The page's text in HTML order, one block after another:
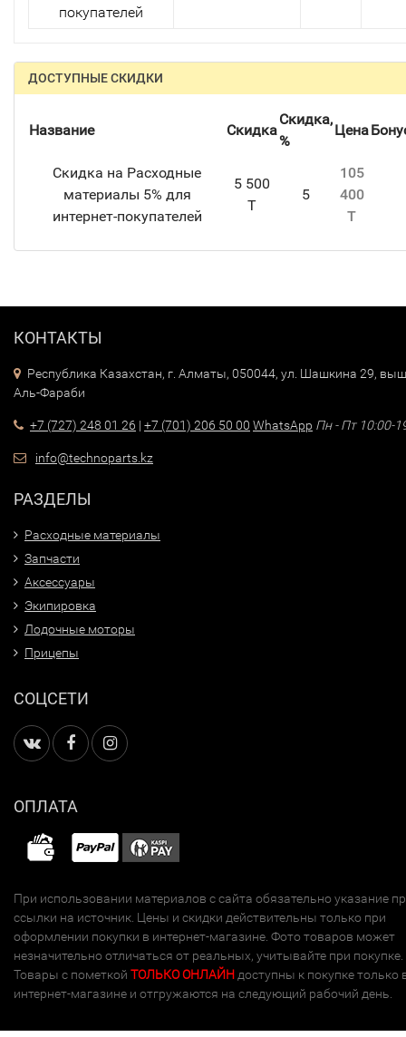
покупателей
ДОСТУПНЫЕ СКИДКИ
Название Скидка
Скидка,
%
Цена
Скидка на Расходные
материалы 5% для
интернет-покупателей
5 500
T
5
105
400
T
КОНТАКТЫ
Республика Казахстан, г. Алматы, 050044, ул. Шашкина 29,
Аль-Фараби
+7 (727) 248 01 26 | +7 (701) 206 50 00 WhatsApp Пн - Пт 10:00-
info@technoparts.kz
РАЗДЕЛЫ
Расходные материалы
Запчасти
Аксессуары
Экипировка
Лодочные моторы
Прицепы
СОЦСЕТИ
ОПЛАТА
При использовании материалов с сайта обязательно указание
ссылки на источник. Цены и скидки действительны только при
оформлении покупки в интернет-магазине. Фото товаров может
незначительно отличаться от реальных, учитывайте при покупке.
Товары с пометкой ТОЛЬКО ОНЛАЙН доступны к покупке только
интернет-магазине и отгружаются на следующий рабочий день.